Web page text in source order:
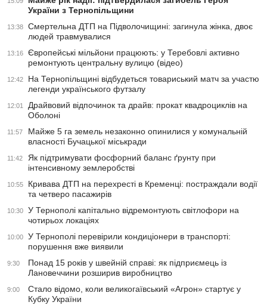
України з Тернопільщини
13:38
Смертельна ДТП на Підволочищині: загинула жінка, двоє
людей травмувалися
13:16
Європейські мільйони працюють: у Теребовлі активно
ремонтують центральну вулицю (відео)
12:42
На Тернопільщині відбудеться товариський матч за участю
легенди українського футзалу
12:01
Драйвовий відпочинок та драйв: прокат квадроциклів на
Оболоні
11:57
Майже 5 га земель незаконно опинилися у комунальній
власності Бучацької міськради
11:42
Як підтримувати фосфорний баланс ґрунту при
інтенсивному землеробстві
10:55
Кривава ДТП на перехресті в Кременці: постраждали водії
та четверо пасажирів
10:30
У Тернополі капітально відремонтують світлофори на
чотирьох локаціях
10:00
У Тернополі перевірили кондиціонери в транспорті:
порушення вже виявили
9:30
Понад 15 років у швейній справі: як підприємець із
Лановеччини розширив виробництво
9:00
Стало відомо, коли великогаївський «Агрон» стартує у
Кубку України